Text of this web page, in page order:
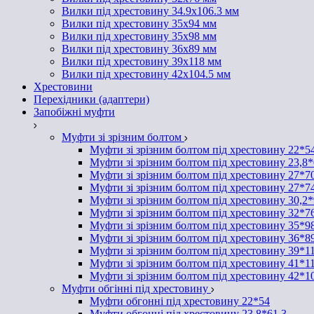
Вилки під хрестовину 34.9х106.3 мм
Вилки під хрестовину 35х94 мм
Вилки під хрестовину 35х98 мм
Вилки під хрестовину 36х89 мм
Вилки під хрестовину 39х118 мм
Вилки під хрестовину 42х104.5 мм
Хрестовини
Перехідники (адаптери)
Запобіжні муфти
Муфти зі зрізним болтом
Муфти зі зрізним болтом під хрестовину
Муфти зі зрізним болтом під хрестовину
Муфти зі зрізним болтом під хрестовину
Муфти зі зрізним болтом під хрестовину
Муфти зі зрізним болтом під хрестовину
Муфти зі зрізним болтом під хрестовину
Муфти зі зрізним болтом під хрестовину
Муфти зі зрізним болтом під хрестовину
Муфти зі зрізним болтом під хрестовину
Муфти зі зрізним болтом під хрестовину
Муфти зі зрізним болтом під хрестовину
Муфти обгінні під хрестовину
Муфти обгонні під хрестовину 22*54